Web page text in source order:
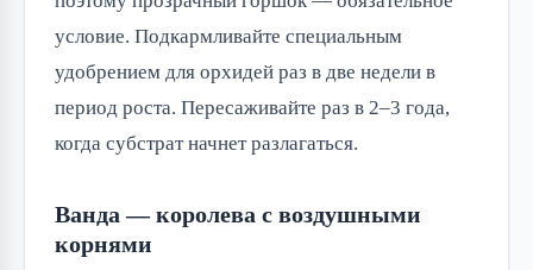
условие. Подкармливайте специальным
удобрением для орхидей раз в две недели в
период роста. Пересаживайте раз в 2–3 года,
когда субстрат начнет разлагаться.
Ванда — королева с воздушными
корнями